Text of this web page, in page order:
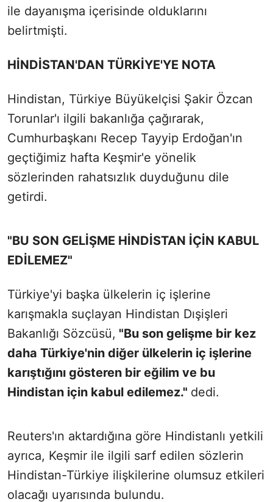
ile dayanışma içerisinde olduklarını
belirtmişti.
HİNDİSTAN'DAN TÜRKİYE'YE NOTA
Hindistan, Türkiye Büyükelçisi Şakir Özcan
Torunlar'ı ilgili bakanlığa çağırarak,
Cumhurbaşkanı Recep Tayyip Erdoğan'ın
geçtiğimiz hafta Keşmir'e yönelik
sözlerinden rahatsızlık duyduğunu dile
getirdi.
"BU SON GELİŞME HİNDİSTAN İÇİN KABUL
EDİLEMEZ"
Türkiye'yi başka ülkelerin iç işlerine
karışmakla suçlayan Hindistan Dışişleri
Bakanlığı Sözcüsü, "Bu son gelişme bir kez
daha Türkiye'nin diğer ülkelerin iç işlerine
karıştığını gösteren bir eğilim ve bu
Hindistan için kabul edilemez." dedi.
Reuters'ın aktardığına göre Hindistanlı yetkili
ayrıca, Keşmir ile ilgili sarf edilen sözlerin
Hindistan-Türkiye ilişkilerine olumsuz etkileri
olacağı uyarısında bulundu.